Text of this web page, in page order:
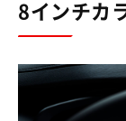
8インチカ